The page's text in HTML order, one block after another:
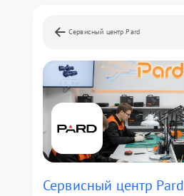
Сервисный центр Pard
Сервисный центр Pard